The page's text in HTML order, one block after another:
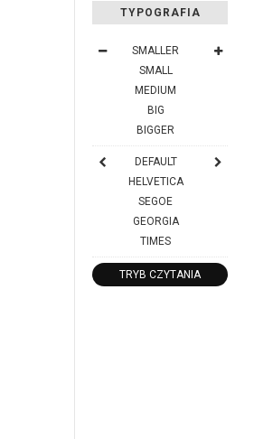
TYPOGRAFIA
SMALLER
SMALL
MEDIUM
BIG
BIGGER
DEFAULT
HELVETICA
SEGOE
GEORGIA
TIMES
TRYB CZYTANIA